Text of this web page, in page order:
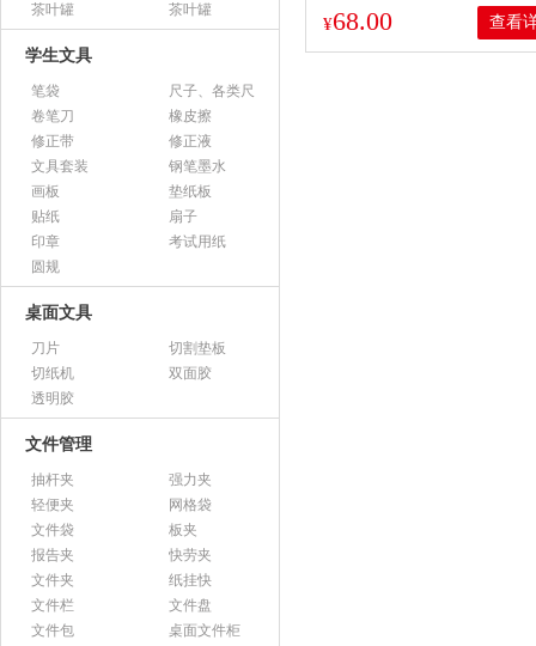
茶叶罐
茶叶罐
学生文具
笔袋
尺子、各类尺
卷笔刀
橡皮擦
修正带
修正液
文具套装
钢笔墨水
画板
垫纸板
贴纸
扇子
印章
考试用纸
圆规
桌面文具
刀片
切割垫板
切纸机
双面胶
透明胶
文件管理
抽杆夹
强力夹
轻便夹
网格袋
文件袋
板夹
报告夹
快劳夹
文件夹
纸挂快
文件栏
文件盘
文件包
桌面文件柜
¥68.00 查看